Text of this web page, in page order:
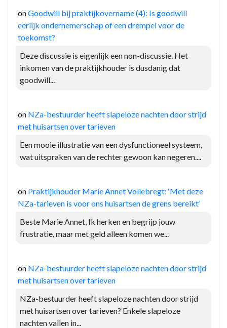
onGoodwill bij praktijkovername (4): Is goodwill
eerlijk ondernemerschap of een drempel voor de
toekomst?
Deze discussie is eigenlijk een non-discussie. Het
inkomen van de praktijkhouder is dusdanig dat
goodwill...
on NZa-bestuurder heeft slapeloze nachten door strijd
met huisartsen over tarieven
Een mooie illustratie van een dysfunctioneel systeem,
wat uitspraken van de rechter gewoon kan negeren....
on Praktijkhouder Marie Annet Vollebregt: ‘Met deze
NZa-tarieven is voor ons huisartsen de grens bereikt’
Beste Marie Annet, Ik herken en begrijp jouw
frustratie, maar met geld alleen komen we...
on NZa-bestuurder heeft slapeloze nachten door strijd
met huisartsen over tarieven
NZa-bestuurder heeft slapeloze nachten door strijd
met huisartsen over tarieven? Enkele slapeloze
nachten vallen in...